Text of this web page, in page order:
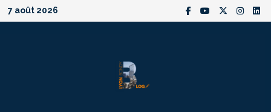
Passer
au
7 août 2026